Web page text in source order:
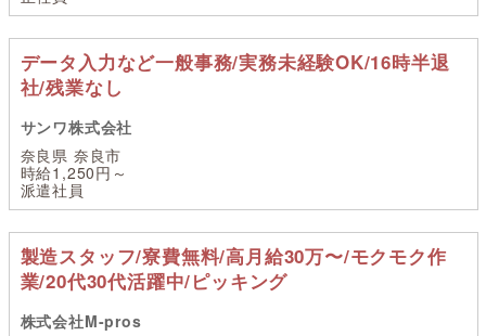
データ入力など一般事務/実務未経験OK/16時半退
社/残業なし
サンワ株式会社
奈良県 奈良市
時給1,250円～
派遣社員
製造スタッフ/寮費無料/高月給30万〜/モクモク作
業/20代30代活躍中/ピッキング
株式会社M-pros